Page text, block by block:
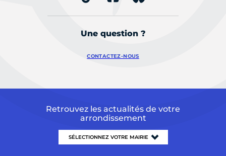
Une question ?
CONTACTEZ-NOUS
Retrouvez les actualités de votre
arrondissement